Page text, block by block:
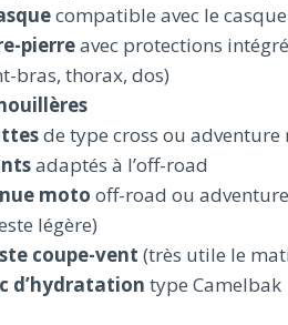
compatible avec le
pierreavec protections
bras, thorax, dos)
de type cross ou adventure
adaptés à l’off-road
moto off-road ou
légère)
coupe-vent (très utile le
d’hydratation type Camelbak